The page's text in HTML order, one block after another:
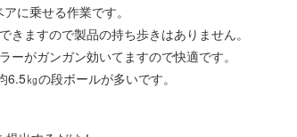
に乗せる作業です。
きますので製品の持ち歩きはありません。
ーがガンガン効いてますので快適です。
㎏の段ボールが多いです。